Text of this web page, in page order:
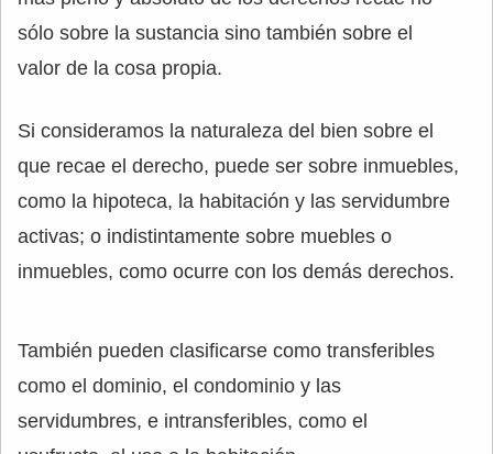
sólo sobre la sustancia sino también sobre el
valor de la cosa propia.
Si consideramos la naturaleza del bien sobre el
que recae el derecho, puede ser sobre inmuebles,
como la hipoteca, la habitación y las servidumbre
activas; o indistintamente sobre muebles o
inmuebles, como ocurre con los demás derechos.
También pueden clasificarse como transferibles
como el dominio, el condominio y las
servidumbres, e intransferibles, como el